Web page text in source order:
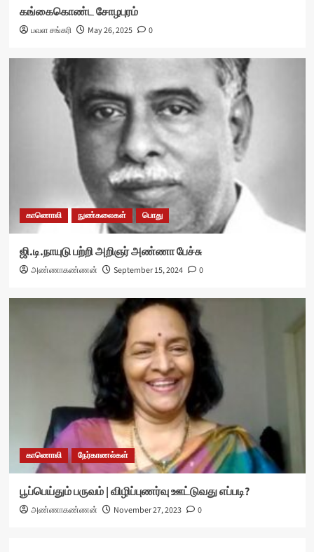
கங்கைகொண்ட சோழபுரம்
பவள சங்கரி May 26, 2025 0
காணொலி நுண்கலைகள் பொது
ஜி.டி.நாயுடு பற்றி அறிஞர் அண்ணா பேச்சு
அண்ணாகண்ணன் September 15, 2024 0
காணொலி நேர்காணல்கள்
பூப்பெய்தும் பருவம் | விழிப்புணர்வு ஊட்டுவது எப்படி?
அண்ணாகண்ணன் November 27, 2023 0